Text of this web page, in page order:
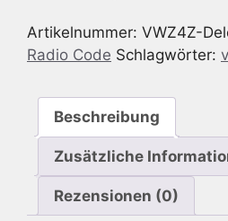
Artikelnummer: VWZ4Z-
Radio Code Schlagwörter:
Beschreibung
Zusätzliche
Rezensionen (0)